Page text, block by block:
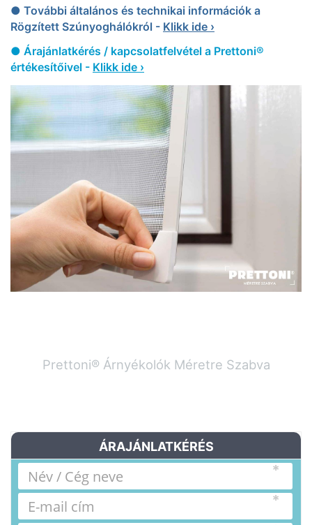
● További általános és technikai információk a
Rögzített Szúnyoghálókról - Klikk ide ›
● Árajánlatkérés / kapcsolatfelvétel a Prettoni®
értékesítőivel - Klikk ide ›
Prettoni® Árnyékolók Méretre Szabva
ÁRAJÁNLATKÉRÉS